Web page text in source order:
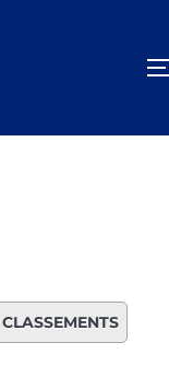
CLASSEMENTS